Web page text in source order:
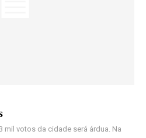
mil votos da cidade será árdua. Na